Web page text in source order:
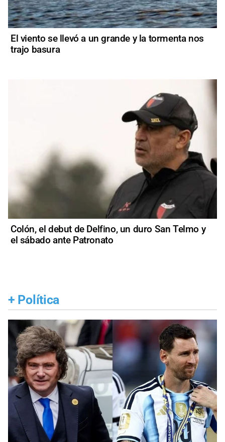
El viento se llevó a un grande y la tormenta nos
trajo basura
Colón, el debut de Delfino, un duro San Telmo y
el sábado ante Patronato
+ Política